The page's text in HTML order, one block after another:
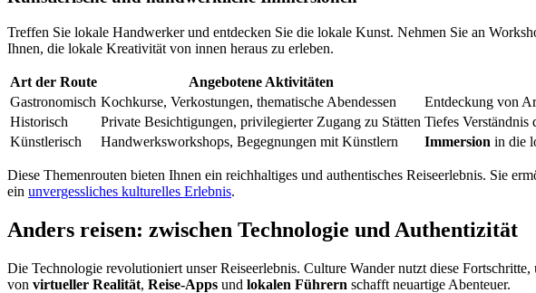
Treffen Sie lokale Handwerker und entdecken Sie die lokale Kunst. Nehmen Sie an
Ihnen, die lokale Kreativität von innen heraus zu erleben.
Art der Route Angebotene Aktivitäten
Gastronomisch Kochkurse, Verkostungen, thematische Abendessen
Entdeckung von
Historisch
Private Besichtigungen, privilegierter Zugang zu Stätten Tiefes Verständnis
Künstlerisch
Handwerksworkshops, Begegnungen mit Künstlern Immersion in die
Diese Themenrouten bieten Ihnen ein reichhaltiges und authentisches Reiseerlebnis. Sie
ein unvergessliches kulturelles Erlebnis.
Anders reisen: zwischen Technologie und Authentizität
Die Technologie revolutioniert unser Reiseerlebnis. Culture Wander nutzt diese
von virtueller Realität, Reise-Apps und lokalen Führern schafft neuartige Abenteuer.